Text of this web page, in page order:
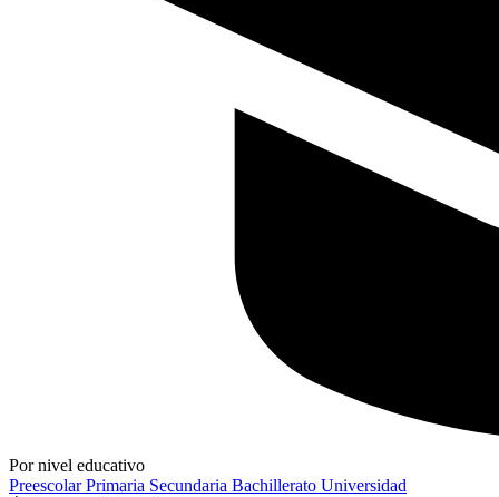
Por nivel educativo
PreescolarPrimaria Secundaria Bachillerato Universidad